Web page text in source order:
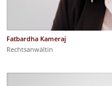
Fatbardha Kameraj
Rechtsanwältin